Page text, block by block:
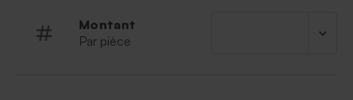
Montant
Par pièce